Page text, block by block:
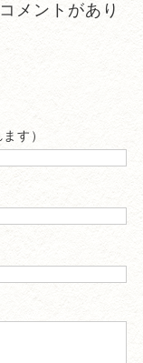
メントがあり
す）